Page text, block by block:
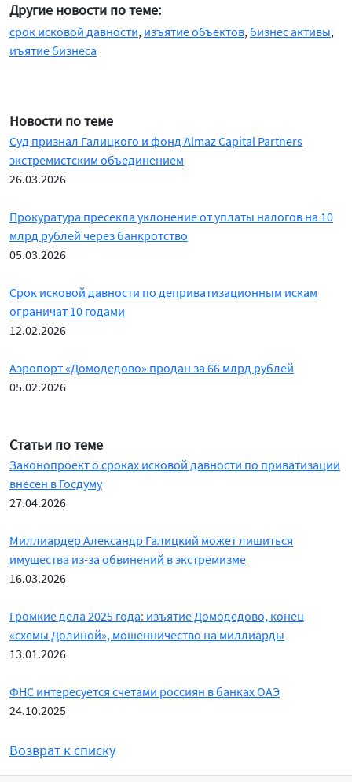
Другие новости по теме:
срок исковой давности, изъятие объектов,бизнес активы,
иъятие бизнеса
Новости по теме
Суд признал Галицкого и фонд Almaz Capital Partners
экстремистским объединением
26.03.2026
Прокуратура пресекла уклонение от уплаты налогов на 10
млрд рублей через банкротство
05.03.2026
Срок исковой давности по деприватизационным искам
ограничат 10 годами
12.02.2026
Аэропорт «Домодедово» продан за 66 млрд рублей
05.02.2026
Статьи по теме
Законопроект о сроках исковой давности по приватизации
внесен в Госдуму
27.04.2026
Миллиардер Александр Галицкий может лишиться
имущества из-за обвинений в экстремизме
16.03.2026
Громкие дела 2025 года: изъятие Домодедово, конец
«схемы Долиной», мошенничество на миллиарды
13.01.2026
ФНС интересуется счетами россиян в банках ОАЭ
24.10.2025
Возврат к списку